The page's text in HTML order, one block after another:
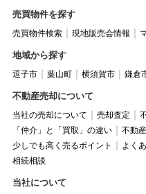
売買物件を探す
売買物件検索 現地販売会情報
地域から探す
逗子市 葉山町 横須賀市 鎌倉
不動産売却について
当社の売却について 売却査定
「仲介」と「買取」の違い
不動
少しでも高く売るポイント
よく
相続相談
当社について